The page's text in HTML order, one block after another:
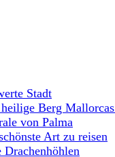
Stadt
heilige Berg
von Palma
Art zu reisen
Drachenhöhlen